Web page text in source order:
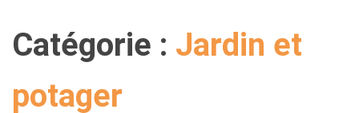
Catégorie : Jardin et
potager